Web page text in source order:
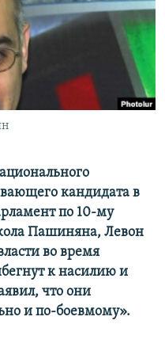
кандидата в
по 10-му
Пашиняна, Левон
во время
к насилию и
что они
и по-боевмому».